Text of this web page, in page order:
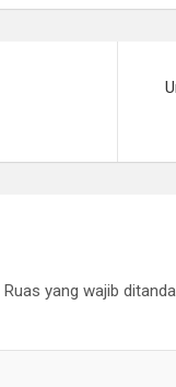
Ruas yang wajib